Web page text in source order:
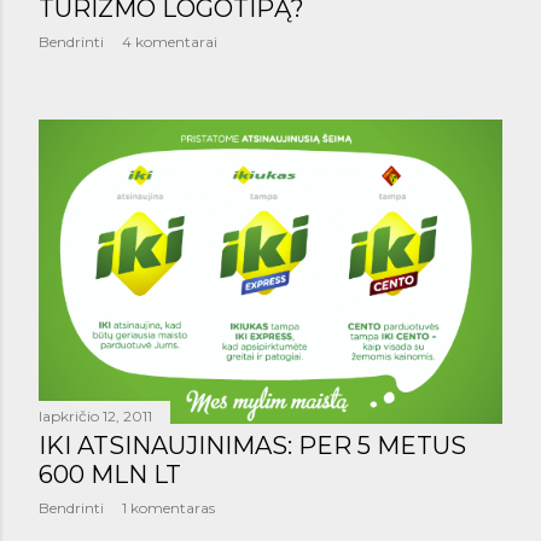
i
TURIZMO LOGOTIPĄ?
Bendrinti 4 komentarai
lapkričio 12, 2011
IKI ATSINAUJINIMAS: PER 5 METUS
600 MLN LT
Bendrinti 1 komentaras